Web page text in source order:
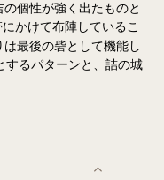
個性が強く出たものと
かけて布陣しているこ
最後の砦として機能し
するパターンと、詰の城